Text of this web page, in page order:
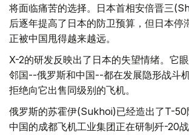
将面临痛苦的选择。日本首相安倍晋三
后逐年提高了日本的防卫预算，但日本停
正被中国甩得越来越远。
X-2的研发反映出了日本的失望情绪。它
邻国--俄罗斯和中国--都在发展隐形战斗
拒绝向它出售同级别的飞机。
俄罗斯的苏霍伊(Sukhoi)已经造出了T-50
中国的成都飞机工业集团正在研制歼-20